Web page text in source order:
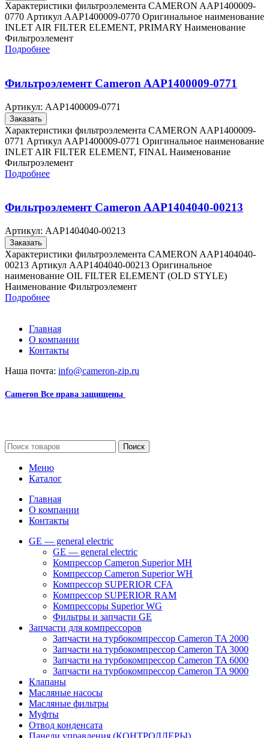
Характеристики фильтроэлемента CAMERON AAP1400009-
0770 Артикул AAP1400009-0770 Оригинальное наименование
INLET AIR FILTER ELEMENT, PRIMARY Наименование
Фильтроэлемент
Подробнее
Фильтроэлемент Cameron AAP1400009-0771
Артикул: AAP1400009-0771
Заказать
Характеристики фильтроэлемента CAMERON AAP1400009-
0771 Артикул AAP1400009-0771 Оригинальное наименование
INLET AIR FILTER ELEMENT, FINAL Наименование
Фильтроэлемент
Подробнее
Фильтроэлемент Cameron AAP1404040-00213
Артикул: AAP1404040-00213
Заказать
Характеристики фильтроэлемента CAMERON AAP1404040-
00213 Артикул AAP1404040-00213 Оригинальное
наименование OIL FILTER ELEMENT (OLD STYLE)
Наименование Фильтроэлемент
Подробнее
Главная
О компании
Контакты
Наша почта: info@cameron-zip.ru
Cameron Все права защищены
Поиск
Меню
Каталог
Главная
О компании
Контакты
GE — general electric
GE — general electric
Компрессор Cameron Superior MH
Компрессор Cameron Superior WH
Компрессор SUPERIOR CFA
Компрессор SUPERIOR RAM
Компрессоры Superior WG
Фильтры и запчасти GE
Запчасти для компрессоров
Запчасти на турбокомпрессор Cameron TA 2000
Запчасти на турбокомпрессор Cameron TA 3000
Запчасти на турбокомпрессор Cameron TA 6000
Запчасти на турбокомпрессор Cameron TA 9000
Клапаны
Масляные насосы
Масляные фильтры
Муфты
Отвод конденсата